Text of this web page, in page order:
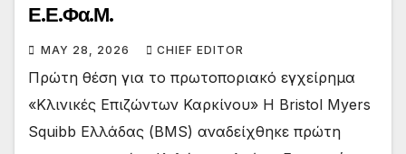
Ε.Ε.Φα.Μ.
MAY 28, 2026 CHIEF EDITOR
Πρώτη θέση για το πρωτοποριακό εγχείρημα
«Κλινικές Επιζώντων Καρκίνου» Η Bristol Myers
Squibb Ελλάδας (BMS) αναδείχθηκε πρώτη